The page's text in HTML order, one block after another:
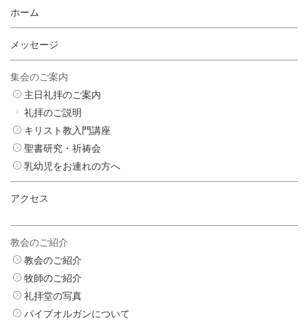
ホーム
メッセージ
集会のご案内
主日礼拝のご案内
礼拝のご説明
キリスト教入門講座
聖書研究・祈祷会
乳幼児をお連れの方へ
アクセス
教会のご紹介
教会のご紹介
牧師のご紹介
礼拝堂の写真
パイプオルガンについて